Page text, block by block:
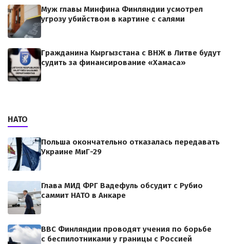
Муж главы Минфина Финляндии усмотрел
угрозу убийством в картине с салями
Гражданина Кыргызстана с ВНЖ в Литве будут
судить за финансирование «Хамаса»
НАТО
Польша окончательно отказалась передавать
Украине МиГ-29
Глава МИД ФРГ Вадефуль обсудит с Рубио
саммит НАТО в Анкаре
ВВС Финляндии проводят учения по борьбе
с беспилотниками у границы с Россией